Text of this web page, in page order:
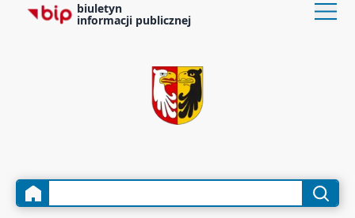
biuletyn
informacji publicznej